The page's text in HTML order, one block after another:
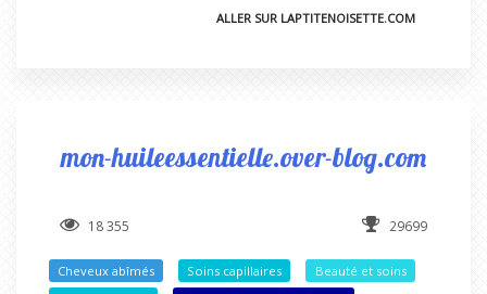
ALLER SUR LAPTITENOISETTE.COM
mon-huileessentielle.over-blog.com
18 355 29699
Cheveux abîmés Soins capillaires
Beauté et soins